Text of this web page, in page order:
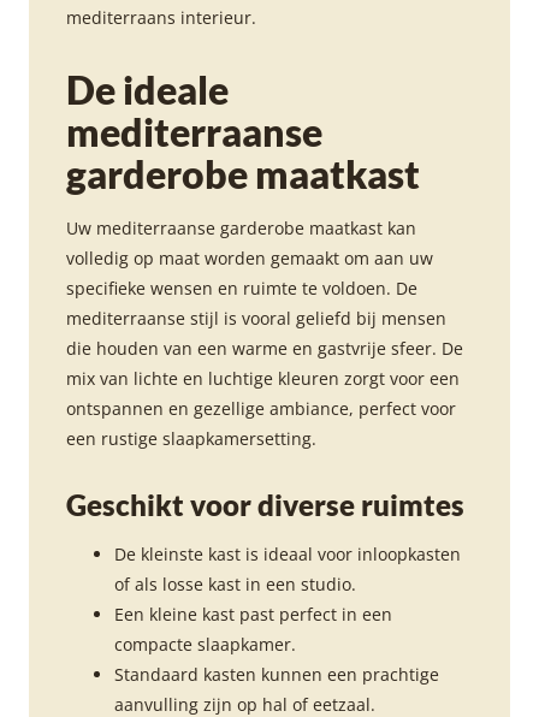
mediterraans interieur.
De ideale
mediterraanse
garderobe maatkast
Uw mediterraanse garderobe maatkast kan
volledig op maat worden gemaakt om aan uw
specifieke wensen en ruimte te voldoen. De
mediterraanse stijl is vooral geliefd bij mensen
die houden van een warme en gastvrije sfeer. De
mix van lichte en luchtige kleuren zorgt voor een
ontspannen en gezellige ambiance, perfect voor
een rustige slaapkamersetting.
Geschikt voor diverse ruimtes
De kleinste kast is ideaal voor inloopkasten
of als losse kast in een studio.
Een kleine kast past perfect in een
compacte slaapkamer.
Standaard kasten kunnen een prachtige
aanvulling zijn op hal of eetzaal.